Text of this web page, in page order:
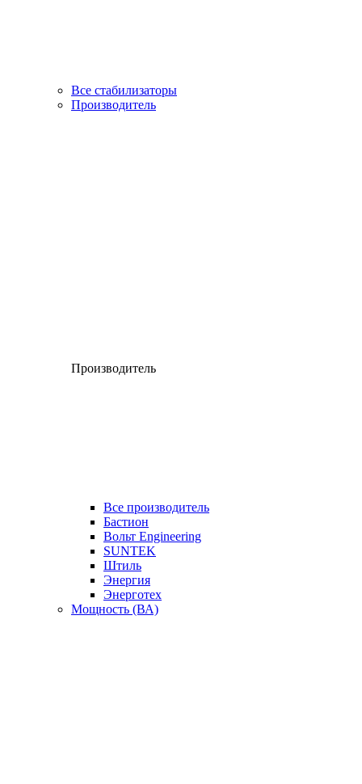
Все стабилизаторы
Производитель
Производитель
Все производитель
Бастион
Вольт Engineering
SUNTEK
Штиль
Энергия
Энерготех
Мощность (ВА)